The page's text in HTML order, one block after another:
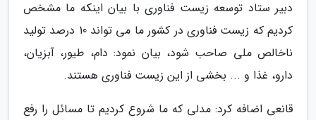
دبیر ستاد توسعه زیست فناوری با بیان اینکه ما مشخص
کردیم که زیست فناوری در کشور ما می تواند 10 درصد تولید
ناخالص ملی صاحب شود، بیان نمود: دام، طیور، آبزیان،
دارو، غذا و ... بخشی از این زیست فناوری هستند.
قانعی اضافه کرد: مدلی که ما شروع کردیم تا مسائل را رفع